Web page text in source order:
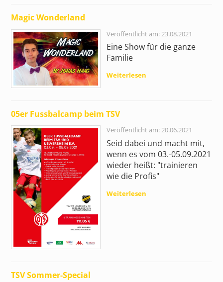
Magic Wonderland
Veröffentlicht am: 23.08.2021
Eine Show für die ganze
Familie
Weiterlesen
05er Fussbalcamp beim TSV
Veröffentlicht am: 20.06.2021
Seid dabei und macht mit,
wenn es vom 03.-05.09.2021
wieder heißt: "trainieren
wie die Profis"
Weiterlesen
TSV Sommer-Special